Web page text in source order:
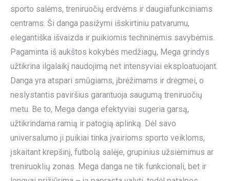
sporto salėms, treniruočių erdvėms ir daugiafunkciniams
centrams. Ši danga pasižymi išskirtiniu patvarumu,
elegantiška išvaizda ir puikiomis techninėmis savybėmis.
Pagaminta iš aukštos kokybės medžiagų, Mega grindys
užtikrina ilgalaikį naudojimą net intensyviai eksploatuojant.
Danga yra atspari smūgiams, įbrėžimams ir drėgmei, o
neslystantis paviršius garantuoja saugumą treniruočių
metu. Be to, Mega danga efektyviai sugeria garsą,
užtikrindama ramią ir patogią aplinką. Dėl savo
universalumo ji puikiai tinka įvairioms sporto veikloms,
įskaitant krepšinį, futbolą salėje, grupinius užsiėmimus ar
treniruoklių zonas. Mega danga ne tik funkcionali, bet ir